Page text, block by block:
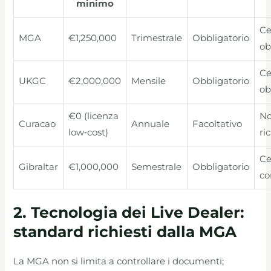
minimo
MGA €1,250,000 Trimestrale Obbligatorio
UKGC €2,000,000 Mensile Obbligatorio
Curacao
€0 (licenza
low‑cost)
Annuale Facoltativo
Gibraltar €1,000,000 Semestrale Obbligatorio
2. Tecnologia dei Live Dealer:
standard richiesti dalla MGA
La MGA non si limita a controllare i documenti;